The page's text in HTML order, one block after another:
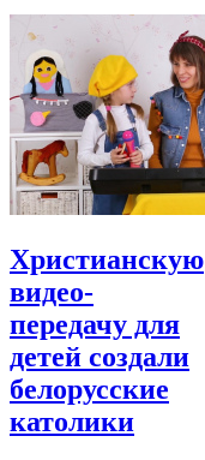
Христианскую
видео-
передачу для
детей создали
белорусские
католики